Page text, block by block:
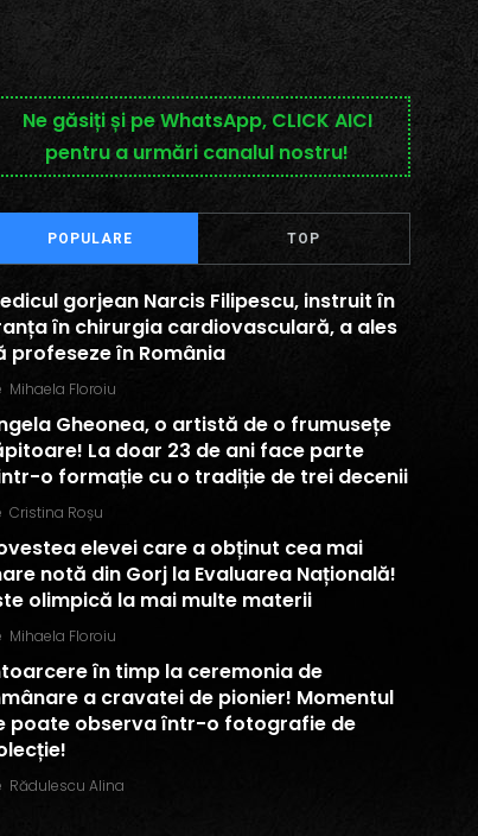
Ne găsiți și pe WhatsApp, CLICK AICI
pentru a urmări canalul nostru!
POPULARE TOP
gorjean Narcis Filipescu, instruit în
în chirurgia cardiovasculară, a ales
profeseze în România
Mihaela Floroiu
Gheonea, o artistă de o frumusețe
La doar 23 de ani face parte
o formație cu o tradiție de trei decenii
Cristina Roșu
elevei care a obținut cea mai
notă din Gorj la Evaluarea Națională!
olimpică la mai multe materii
Mihaela Floroiu
în timp la ceremonia de
a cravatei de pionier! Momentul
poate observa într-o fotografie de
Rădulescu Alina